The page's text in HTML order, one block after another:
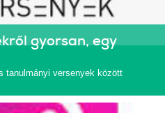
gyorsan, egy
tanulmányi versenyek között